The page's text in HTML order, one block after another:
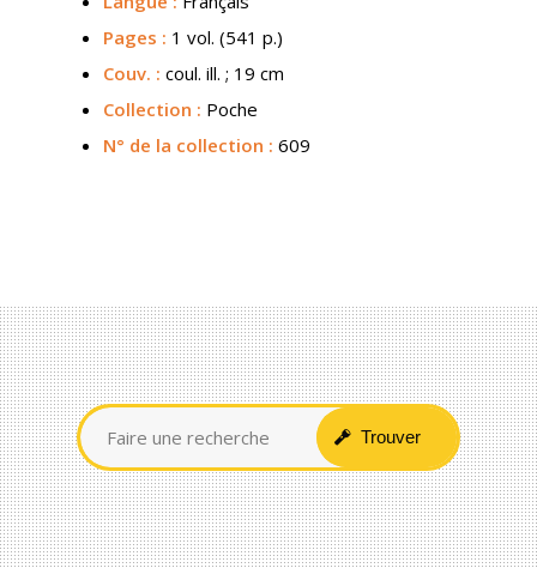
Pages : 1 vol. (541 p.)
Couv. : coul. ill. ; 19 cm
Collection : Poche
N° de la collection : 609